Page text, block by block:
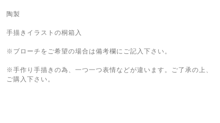
陶製
手描きイラストの桐箱入
※ブローチをご希望の場合は備考欄にご記入下さい。
※手作り手描きの為、一つ一つ表情などが違います。ご了承の上、
ご購入下さい。